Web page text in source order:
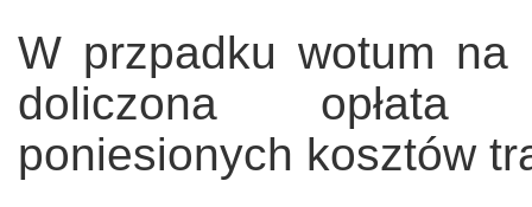
W przpadku wotum na
doliczona opłata
poniesionych kosztów